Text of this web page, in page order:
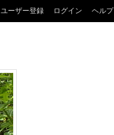
ユーザー登録 ログイン ヘルプ